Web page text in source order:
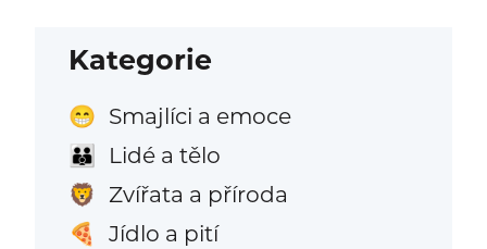
Kategorie
😁 Smajlíci a emoce
👪 Lidé a tělo
🦁 Zvířata a příroda
🍕 Jídlo a pití